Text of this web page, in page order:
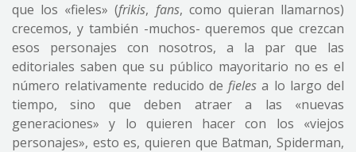
que los «fieles» (frikis, fans, como quieran llamarnos)
crecemos, y también -muchos- queremos que crezcan
esos personajes con nosotros, a la par que las
editoriales saben que su público mayoritario no es el
número relativamente reducido de fieles a lo largo del
tiempo, sino que deben atraer a las «nuevas
generaciones» y lo quieren hacer con los «viejos
personajes», esto es, quieren que Batman, Spiderman,